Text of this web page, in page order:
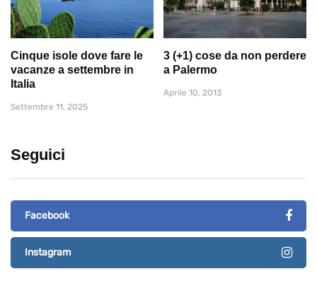
Cinque isole dove fare le
vacanze a settembre in
Italia
Settembre 11, 2025
3 (+1) cose da non perdere
a Palermo
Aprile 10, 2013
Seguici
Facebook
Instagram